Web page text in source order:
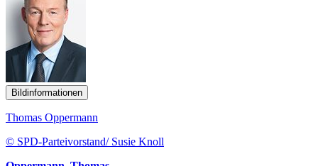
Bildinformationen
Thomas Oppermann
© SPD-Parteivorstand/ Susie Knoll